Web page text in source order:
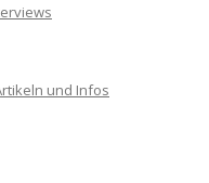
und Infos